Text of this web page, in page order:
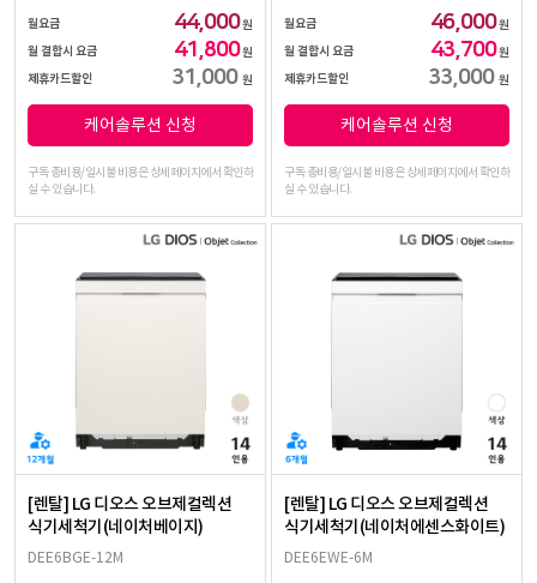
월요금 44,000원
월 결합시 요금
41,800원
제휴카드할인
31,000 원
케어솔루션 신청
구독 총비용/일시불 비용은 상세페이지에서 확인하
실 수 있습니다.
월요금 46,000원
월 결합시 요금
43,700원
제휴카드할인
33,000 원
케어솔루션 신청
구독 총비용/일시불 비용은 상세페이지에서 확인하
실 수 있습니다.
[렌탈] LG 디오스 오브제컬렉션
식기세척기(네이처베이지)
DEE6BGE-12M
[렌탈] LG 디오스 오브제컬렉션
식기세척기(네이처에센스화이트)
DEE6EWE-6M